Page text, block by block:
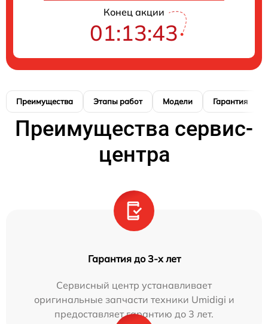
Конец акции
01:13:42
Преимущества Этапы работ Модели Гарантия
Преимущества сервис-
центра
Гарантия до 3-х лет
Сервисный центр устанавливает
оригинальные запчасти техники Umidigi и
предоставляет гарантию до 3 лет.